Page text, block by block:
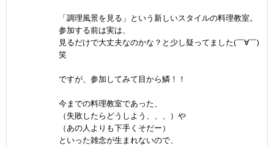
「調理風景を見る」という新しいスタイルの料理教室。
参加する前は実は、
見るだけで大丈夫なのかな？と少し疑ってました(￣∀￣)
笑
ですが、参加してみて目から鱗！！
今までの料理教室であった、
（失敗したらどうしよう、、、）や
（あの人よりも下手くそだー）
といった雑念が生まれないので、